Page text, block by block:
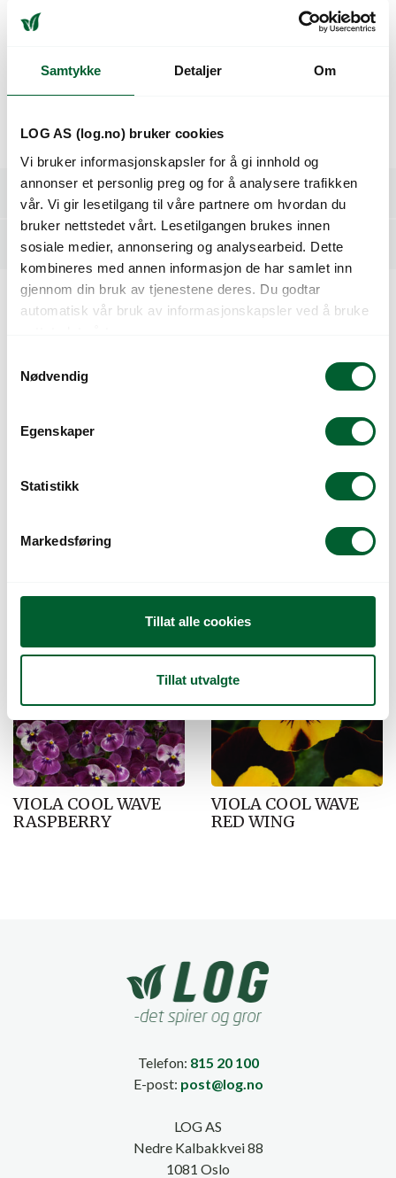
Samtykke Detaljer Om
LOG AS (log.no) bruker cookies
Vi bruker informasjonskapsler for å gi innhold og
annonser et personlig preg og for å analysere trafikken
vår. Vi gir lesetilgang til våre partnere om hvordan du
bruker nettstedet vårt. Lesetilgangen brukes innen
sosiale medier, annonsering og analysearbeid. Dette
kombineres med annen informasjon de har samlet inn
gjennom din bruk av tjenestene deres. Du godtar
automatisk vår bruk av informasjonskapsler ved å bruke
Nødvendig
Egenskaper
Statistikk
Markedsføring
Tillat alle cookies
Tillat utvalgte
Beskrivelse
ampel.
Spesifikasjoner
Dyrkingsveiledning
Kunder så også på
VIOLA COOL WAVE
VIOLA COOL WAVE
VIOLA COOL WAVE
RASPBERRY
VIOLA COOL WAVE
RED WING
Telefon: 815 20 100
E-post: post@log.no
LOG AS
Nedre Kalbakkvei 88
1081 Oslo